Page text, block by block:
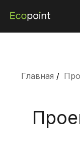
Главная /